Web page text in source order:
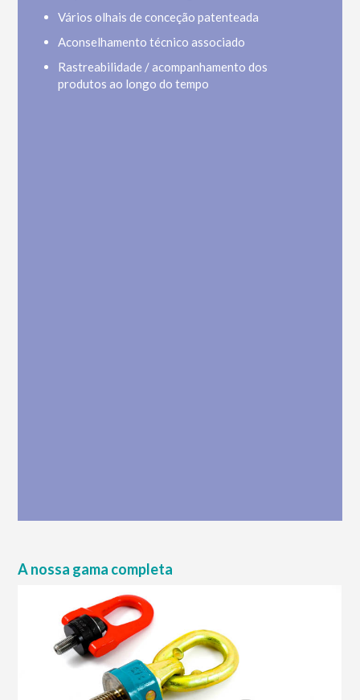
Vários olhais de conceção patenteada
Aconselhamento técnico associado
Rastreabilidade / acompanhamento dos
produtos ao longo do tempo
A nossa gama completa